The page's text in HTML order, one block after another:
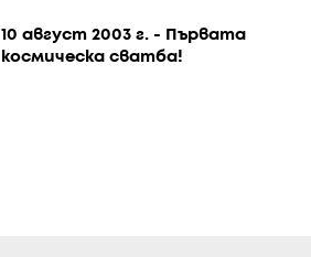
10 август 2003 г. - Първата
космическа сватба!